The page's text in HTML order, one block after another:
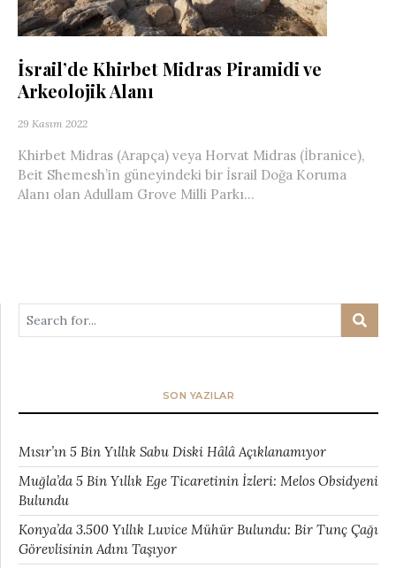
İsrail’de Khirbet Midras Piramidi ve
Arkeolojik Alanı
29 Kasım 2022
Khirbet Midras (Arapça) veya Horvat Midras (İbranice),
Beit Shemesh’in güneyindeki bir İsrail Doğa Koruma
Alanı olan Adullam Grove Milli Parkı...
SON YAZILAR
Mısır’ın 5 Bin Yıllık Sabu Diski Hâlâ Açıklanamıyor
Muğla’da 5 Bin Yıllık Ege Ticaretinin İzleri: Melos Obsidyeni
Bulundu
Konya’da 3.500 Yıllık Luvice Mühür Bulundu: Bir Tunç Çağı
Görevlisinin Adını Taşıyor